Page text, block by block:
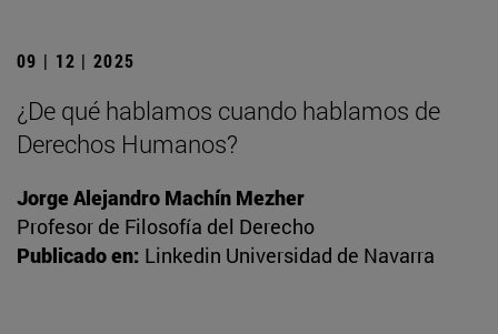
09 | 12 | 2025
¿De qué hablamos cuando hablamos de
Derechos Humanos?
Jorge Alejandro Machín Mezher
Profesor de Filosofía del Derecho
Publicado en: Linkedin Universidad de Navarra